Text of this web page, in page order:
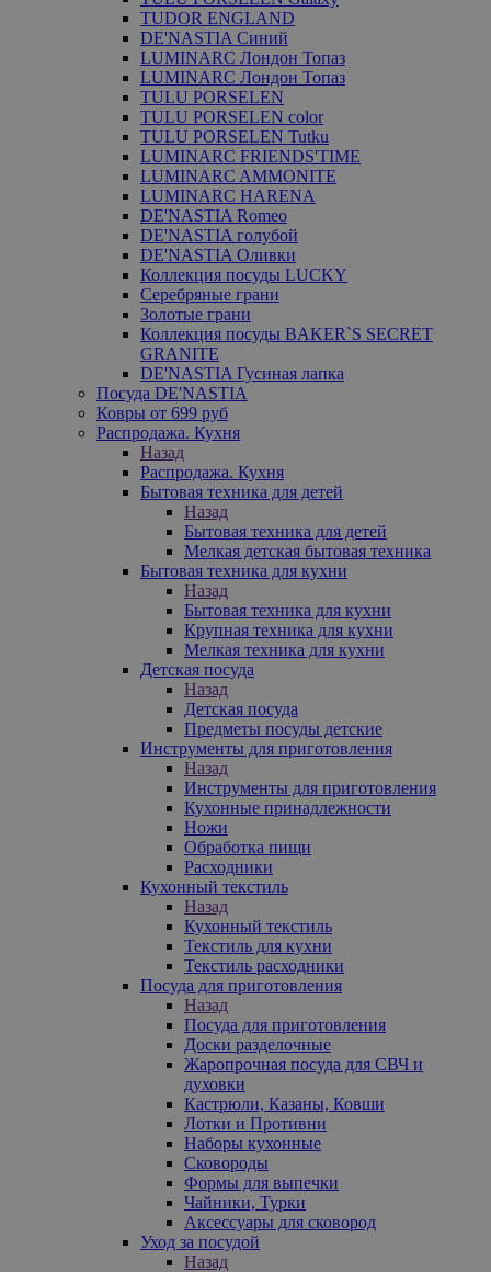
TUDOR ENGLAND
DE'NASTIA Синий
LUMINARC Лондон Топаз
LUMINARC Лондон Топаз
TULU PORSELEN
TULU PORSELEN color
TULU PORSELEN Tutku
LUMINARC FRIENDS'TIME
LUMINARC AMMONITE
LUMINARC HARENA
DE'NASTIA Romeo
DE'NASTIA голубой
DE'NASTIA Оливки
Коллекция посуды LUCKY
Серебряные грани
Золотые грани
Коллекция посуды BAKER`S SECRET
GRANITE
DE'NASTIA Гусиная лапка
Посуда DE'NASTIA
Ковры от 699 руб
Распродажа. Кухня
Назад
Распродажа. Кухня
Бытовая техника для детей
Назад
Бытовая техника для детей
Мелкая детская бытовая техника
Бытовая техника для кухни
Назад
Бытовая техника для кухни
Крупная техника для кухни
Мелкая техника для кухни
Детская посуда
Назад
Детская посуда
Предметы посуды детские
Инструменты для приготовления
Назад
Инструменты для приготовления
Кухонные принадлежности
Ножи
Обработка пищи
Расходники
Кухонный текстиль
Назад
Кухонный текстиль
Текстиль для кухни
Текстиль расходники
Посуда для приготовления
Назад
Посуда для приготовления
Доски разделочные
Жаропрочная посуда для СВЧ и
духовки
Кастрюли, Казаны, Ковши
Лотки и Противни
Наборы кухонные
Сковороды
Формы для выпечки
Чайники, Турки
Аксессуары для сковород
Уход за посудой
Назад